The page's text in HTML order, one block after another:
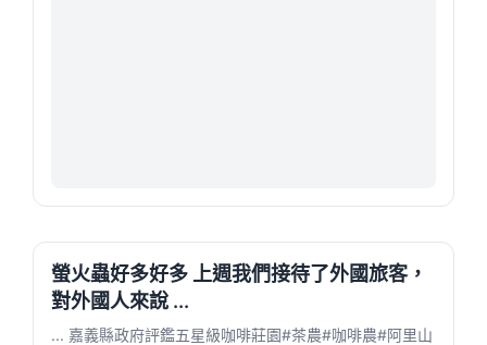
螢火蟲好多好多 上週我們接待了外國旅客，
對外國人來說 ...
... 嘉義縣政府評鑑五星級咖啡莊園#茶農​#咖啡農​#阿里山